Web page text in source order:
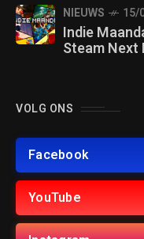
NIEUWS 15/
Indie
Steam Next
VOLG ONS
Facebook
YouTube